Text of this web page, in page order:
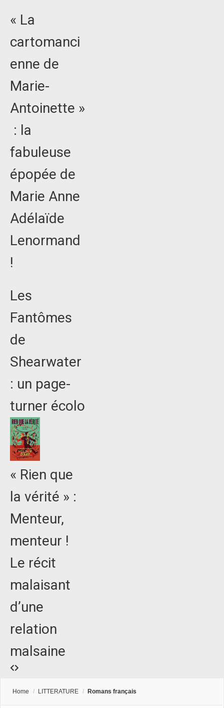
« La
cartomanci
enne de
Marie-
Antoinette »
: la
fabuleuse
épopée de
Marie Anne
Adélaïde
Lenormand
!
Les
Fantômes
de
Shearwater
: un page-
turner écolo
« Rien que
la vérité » :
Menteur,
menteur !
Le récit
malaisant
d’une
relation
malsaine
Home / LITTERATURE / Romans français